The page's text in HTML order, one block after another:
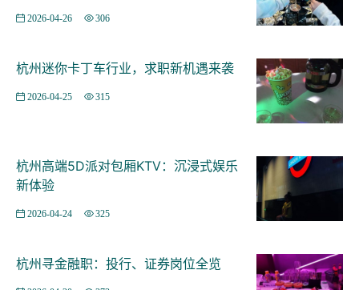
聘机械工程师时，会优先考察其Python编程和物联网知
年，杭州企业对应届生的要求从能干活升级为能带团队，
具备学生干部经历或创业项目的候选人更受青睐。" ### *
*三、政策红利：人才补贴升级，区域发展差异显著** 杭
贴**从本科1万、硕士3万、博士5万，提升至本科2万、硕
士5万、博士8万，且覆盖范围扩大至非全日制研究生。同
时，**钱塘新区、临平区**等新兴产业集聚区推出专项住
但需注意，杭州就业市场存在明显的**区域分化**。滨江
2026-04-26 306
杭州迷你卡丁车行业，求职新机遇来袭
2026-04-25 315
杭州高端5D派对包厢KTV：沉浸式娱乐
新体验
2026-04-24 325
杭州寻金融职：投行、证券岗位全览